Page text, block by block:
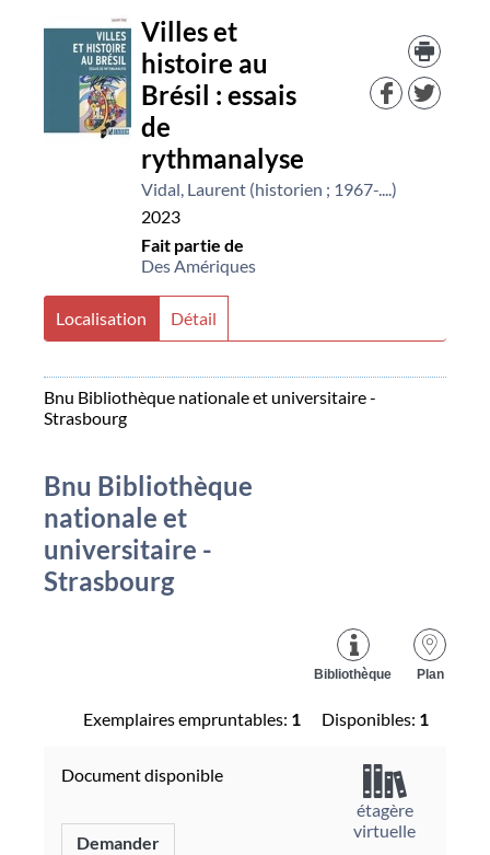
Détail
document
Villes et
histoire au
Brésil : essais
de
rythmanalyse
Vidal, Laurent (historien ; 1967-....)
2023
Fait partie de
Des Amériques
Localisation Détail
Bnu Bibliothèque nationale et universitaire -
Strasbourg
Bnu Bibliothèque
nationale et
universitaire -
Strasbourg
Plan
Bibliothèque
Exemplaires empruntables: 1 Disponibles: 1
Document disponible
Demander
étagère
virtuelle